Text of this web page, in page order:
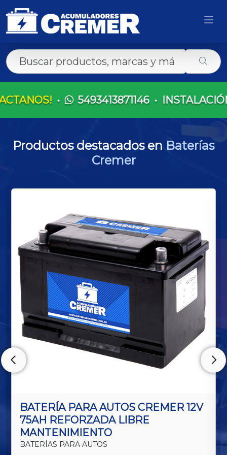
• 5493413871146 • INSTALACIÓN A
Productos destacados en Baterías
Cremer
BATERÍA PARA AUTOS CREMER 12V
75AH REFORZADA LIBRE
MANTENIMIENTO
BATERÍAS PARA AUTOS